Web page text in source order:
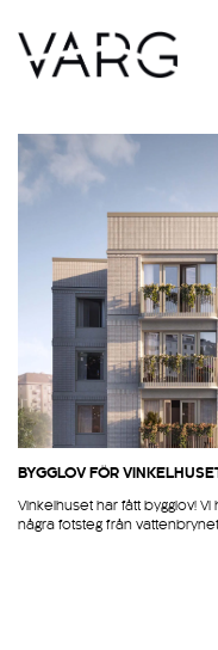
BYGGLOV FÖR
Vinkelhuset har fått bygglov!
några fotsteg från